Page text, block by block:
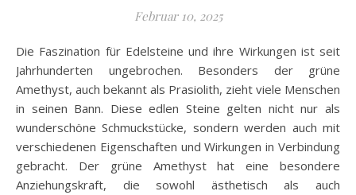
Februar 10, 2025
Die Faszination für Edelsteine und ihre Wirkungen ist seit
Jahrhunderten ungebrochen. Besonders der grüne
Amethyst, auch bekannt als Prasiolith, zieht viele Menschen
in seinen Bann. Diese edlen Steine gelten nicht nur als
wunderschöne Schmuckstücke, sondern werden auch mit
verschiedenen Eigenschaften und Wirkungen in Verbindung
gebracht. Der grüne Amethyst hat eine besondere
Anziehungskraft, die sowohl ästhetisch als auch